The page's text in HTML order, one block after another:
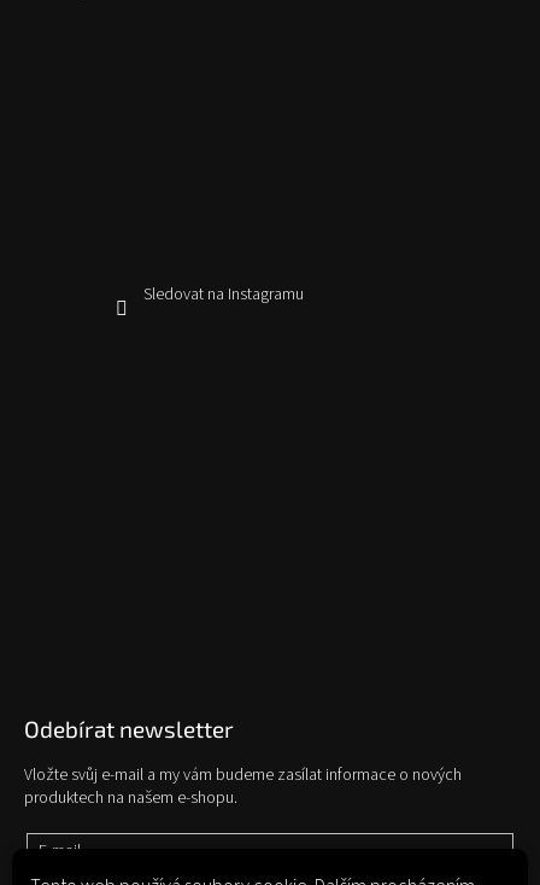
Sledovat na Instagramu
Odebírat newsletter
Vložte svůj e-mail a my vám budeme zasílat informace o nových
produktech na našem e-shopu.
E-mail